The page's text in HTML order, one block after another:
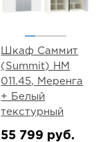
Шкаф Саммит
(Summit) НМ
011.45, Меренга
+ Белый
текстурный
55 799 руб.